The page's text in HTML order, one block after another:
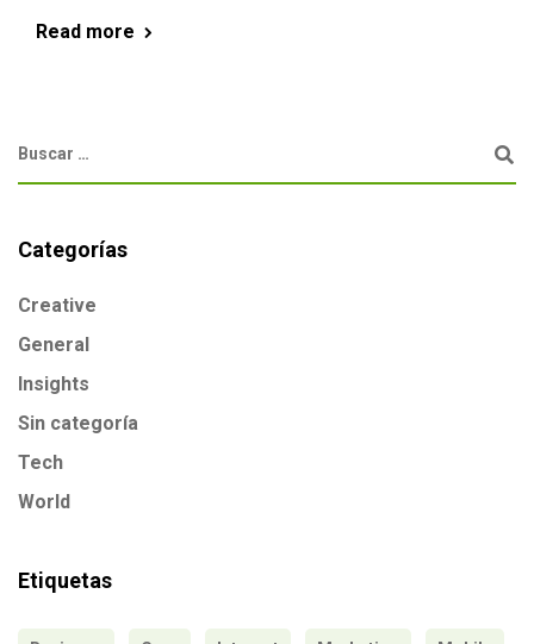
Read more
Categorías
Creative
General
Insights
Sin categoría
Tech
World
Etiquetas